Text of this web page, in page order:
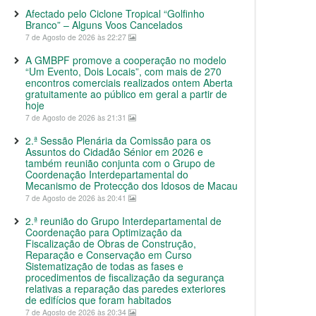
Afectado pelo Ciclone Tropical “Golfinho
Branco” – Alguns Voos Cancelados
7 de Agosto de 2026 às 22:27
A GMBPF promove a cooperação no modelo
“Um Evento, Dois Locais”, com mais de 270
encontros comerciais realizados ontem Aberta
gratuitamente ao público em geral a partir de
hoje
7 de Agosto de 2026 às 21:31
2.ª Sessão Plenária da Comissão para os
Assuntos do Cidadão Sénior em 2026 e
também reunião conjunta com o Grupo de
Coordenação Interdepartamental do
Mecanismo de Protecção dos Idosos de Macau
7 de Agosto de 2026 às 20:41
2.ª reunião do Grupo Interdepartamental de
Coordenação para Optimização da
Fiscalização de Obras de Construção,
Reparação e Conservação em Curso
Sistematização de todas as fases e
procedimentos de fiscalização da segurança
relativas a reparação das paredes exteriores
de edifícios que foram habitados
7 de Agosto de 2026 às 20:34